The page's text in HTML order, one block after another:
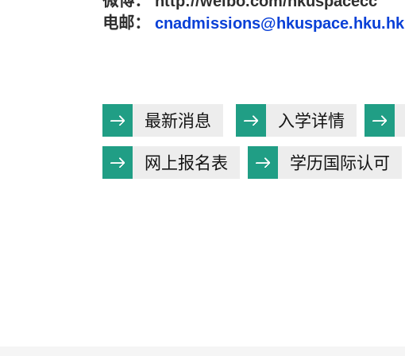
电邮： cnadmissions@hkuspace.hku.hk
最新消息 入学详情
网上报名表 学历国际认可